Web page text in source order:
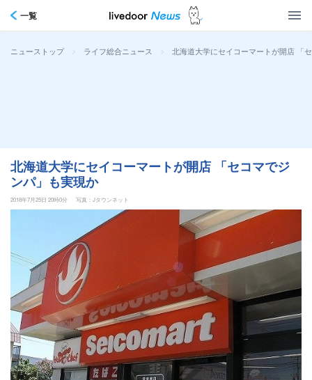
一覧
ニューストップ > ライフ総合ニュース > 北海道大学にセイコーマートが開店 「
北海道大学にセイコーマートが開店 「セコマでジ
ンパ」も実現か
2018年7月25日 20時0分 写真：Jタウンネット